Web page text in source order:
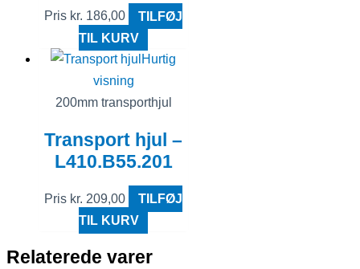
Pris kr. 186,00
TILFØJ
TIL KURV
Hurtig
visning
200mm transporthjul
Transport hjul –
L410.B55.201
Pris kr. 209,00
TILFØJ
TIL KURV
Relaterede varer